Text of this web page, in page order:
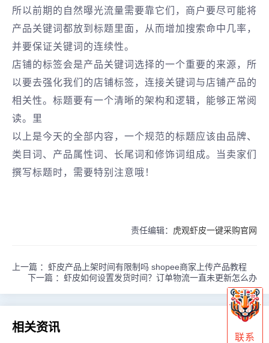
所以前期的自然曝光流量需要靠它们，商户要尽可能将
产品关键词都放到标题里面，从而增加搜索命中几率，
并要保证关键词的连续性。
店铺的标签会是产品关键词选择的一个重要的来源，所
以要去强化我们的店铺标签，连接关键词与店铺产品的
相关性。标题要有一个清晰的架构和逻辑，能够正常阅
读。里
以上是今天的全部内容，一个规范的标题应该由品牌、
类目词、产品属性词、长尾词和修饰词组成。当卖家们
撰写标题时，需要特别注意哦！
责任编辑： 虎观虾皮一键采购官网
上一篇 ： 虾皮产品上架时间有限制吗 shopee商家上传产品教程
下一篇 ： 虾皮如何设置发货时间？订单物流一直未更新怎么办
相关资讯
联系